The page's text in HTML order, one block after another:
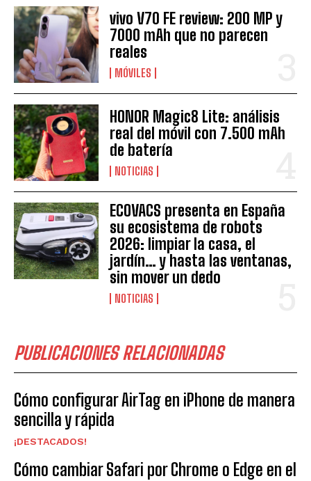
vivo V70 FE review: 200 MP y
7000 mAh que no parecen
reales
MÓVILES
HONOR Magic8 Lite: análisis
real del móvil con 7.500 mAh
de batería
NOTICIAS
ECOVACS presenta en España
su ecosistema de robots
2026: limpiar la casa, el
jardín… y hasta las ventanas,
sin mover un dedo
NOTICIAS
PUBLICACIONES RELACIONADAS
Cómo configurar AirTag en iPhone de manera
sencilla y rápida
¡DESTACADOS!
Cómo cambiar Safari por Chrome o Edge en el